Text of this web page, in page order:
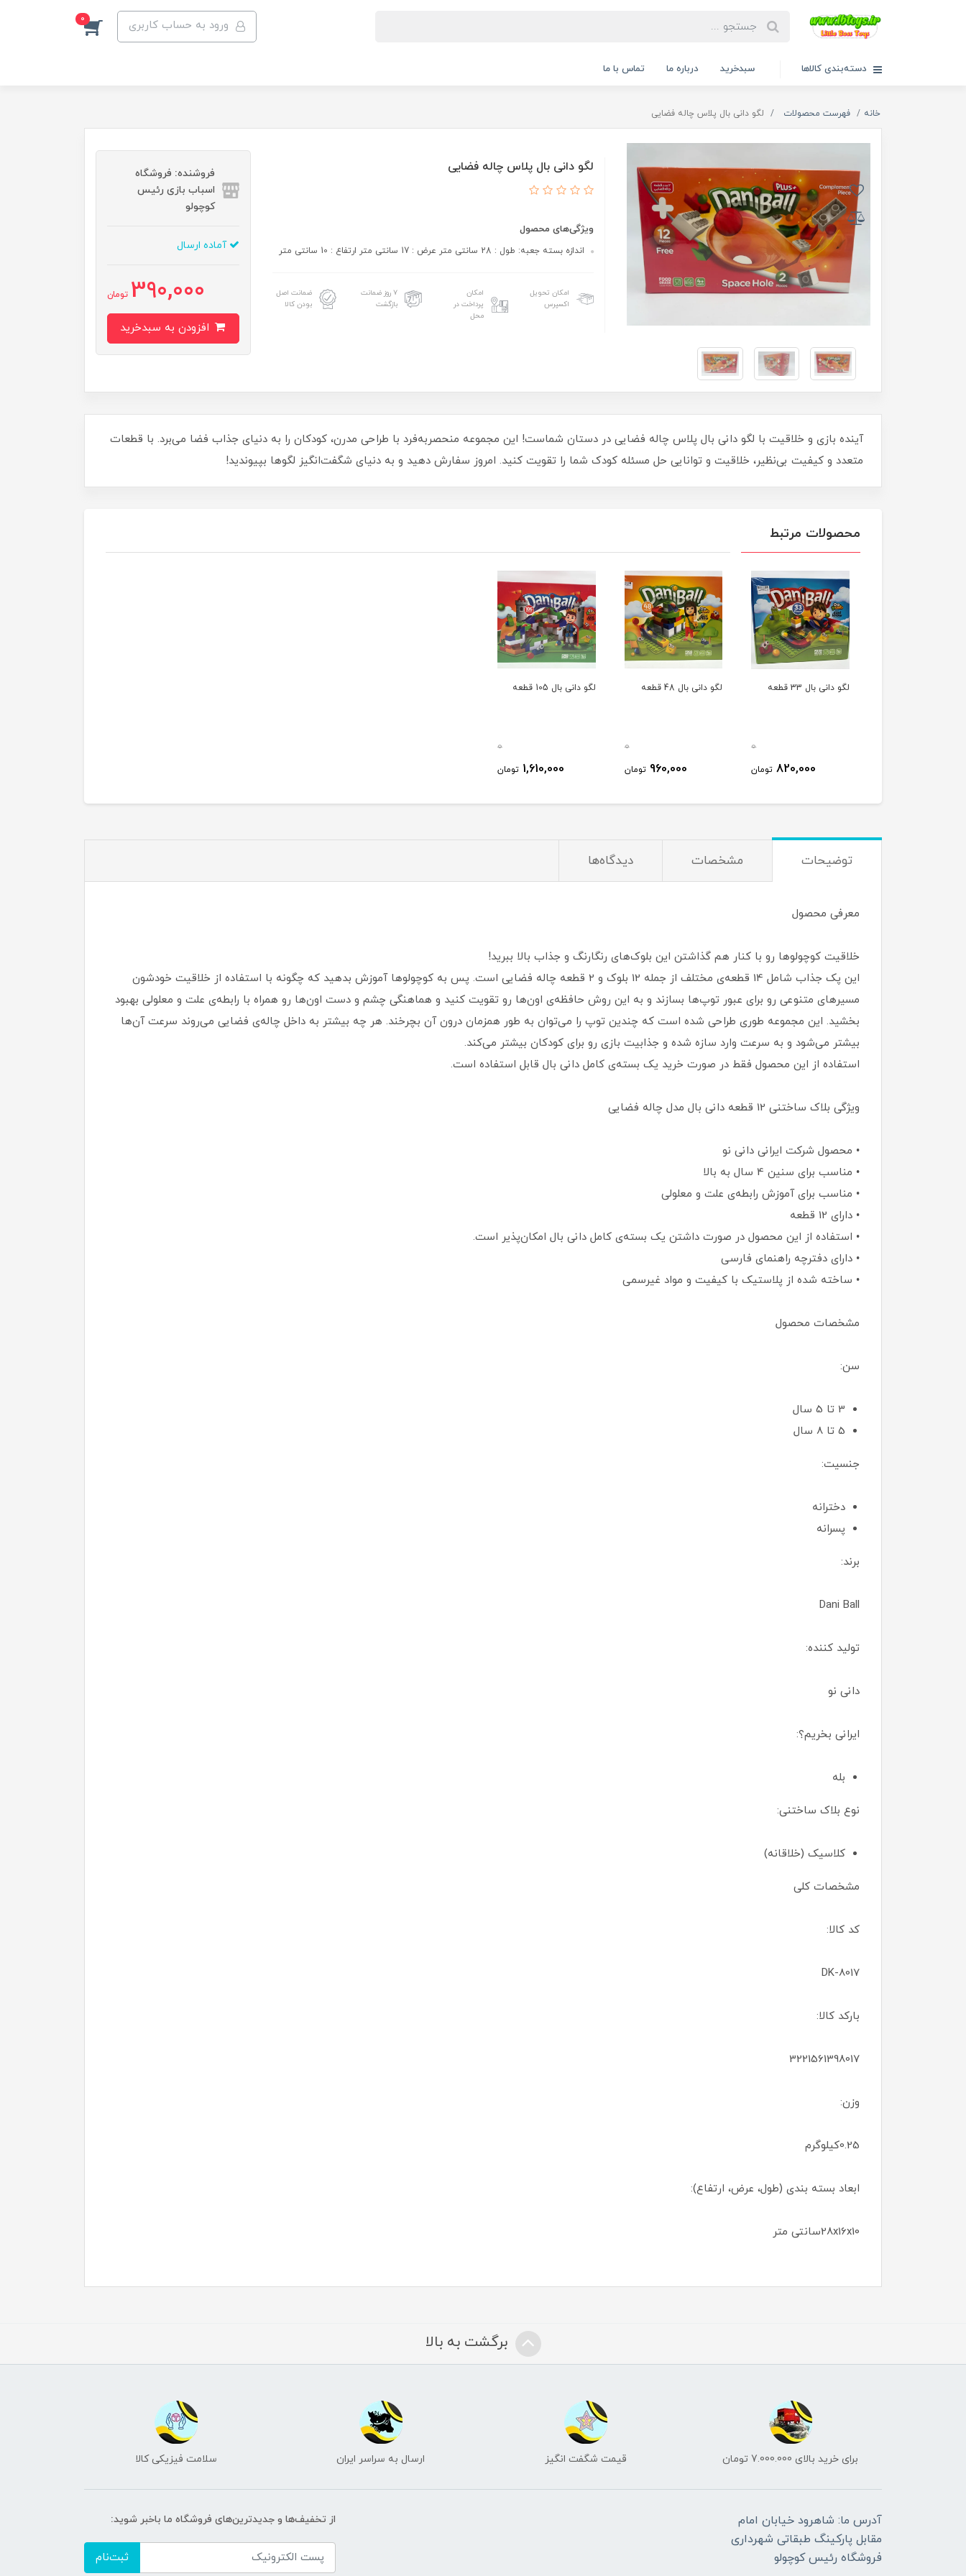
ورود به حساب کاربری 0
دسته‌بندی کالاها سبدخرید درباره ما تماس با ما
خانه فهرست محصولات لگو دانی بال پلاس چاله فضایی
لگو دانی بال پلاس چاله فضایی
ویژگی‌های محصول
اندازه بسته جعبه: طول : 28 سانتی متر عرض : 17 سانتی متر ارتفاع : 10 سانتی متر
امکان تحویل
اکسپرس
امکان
پرداخت در
محل
۷ روز ضمانت
بازگشت
ضمانت اصل
بودن کالا
فروشنده: فروشگاه
اسباب بازی رئیس
کوچولو
آماده ارسال
390,000 تومان
آینده بازی و خلاقیت با لگو دانی بال پلاس چاله فضایی در دستان شماست! این مجموعه منحصربه‌فرد با طراحی مدرن، کودکان را به دنیای جذاب فضا می‌برد. با قطعات
متعدد و کیفیت بی‌نظیر، خلاقیت و توانایی حل مسئله کودک شما را تقویت کنید. امروز سفارش دهید و به دنیای شگفت‌انگیز لگوها بپیوندید!
محصولات مرتبط
لگو دانی بال 33 قطعه
0
820,000 تومان
لگو دانی بال 48 قطعه
0
960,000 تومان
لگو دانی بال 105 قطعه
0
1,610,000 تومان
توضیحات مشخصات دیدگاه‌ها
معرفی محصول
خلاقیت کوچولوها رو با کنار هم گذاشتن این بلوک‌های رنگارنگ و جذاب بالا ببرید!
این پک جذاب شامل 14 قطعه‌ی مختلف از جمله 12 بلوک و 2 قطعه چاله فضایی است. پس به کوچولوها آموزش بدهید که چگونه با استفاده از خلاقیت خودشون
مسیرهای متنوعی رو برای عبور توپ‌ها بسازند و به این روش حافظه‌ی اون‌ها رو تقویت کنید و هماهنگی چشم و دست اون‌ها رو همراه با رابطه‌ی علت و معلولی بهبود
بخشید. این مجموعه طوری طراحی شده است که چندین توپ را می‌توان به طور همزمان درون آن بچرخند. هر چه بیشتر به داخل چاله‌ی فضایی می‌روند سرعت آن‌ها
بیشتر می‌شود و به سرعت وارد سازه شده و جذابیت بازی رو برای کودکان بیشتر می‌کند.
استفاده از این محصول فقط در صورت خرید یک بسته‌ی کامل دانی بال قابل استفاده است.
ویژگی بلاک ساختنی 12 قطعه دانی بال مدل چاله فضایی
• محصول شرکت ایرانی دانی نو
• مناسب برای سنین 4 سال به بالا
• مناسب برای آموزش رابطه‌ی علت و معلولی
• دارای 12 قطعه
• استفاده از این محصول در صورت داشتن یک بسته‌ی کامل دانی بال امکان‌پذیر است.
• دارای دفترچه راهنمای فارسی
• ساخته شده از پلاستیک با کیفیت و مواد غیرسمی
مشخصات محصول
سن:
3 تا 5 سال
5 تا 8 سال
جنسیت:
دخترانه
پسرانه
برند:
Dani Ball
تولید کننده:
دانی نو
ایرانی بخریم؟:
بله
نوع بلاک ساختنی:
کلاسیک (خلاقانه)
مشخصات کلی
کد کالا:
8017-DK
بارکد کالا:
3221561398017
وزن:
0.25کیلوگرم
ابعاد بسته بندی (طول، عرض، ارتفاع):
28x16x10سانتی متر
برگشت به بالا
برای خرید بالای 7.000.000 تومان قیمت شگفت انگیز ارسال به سراسر ایران سلامت فیزیکی کالا
آدرس ما: شاهرود خیابان امام
مقابل پارکینگ طبقاتی شهرداری
فروشگاه رئیس کوچولو
از تخفیف‌ها و جدیدترین‌های فروشگاه ما باخبر شوید:
ثبت‌نام